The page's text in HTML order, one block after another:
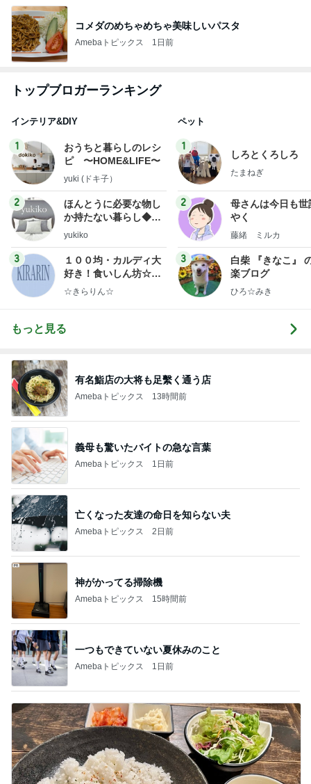
コメダのめちゃめちゃ美味しいパスタ
Amebaトピックス 1日前
トップブロガーランキング
インテリア&DIY
1
おうちと暮らしのレシ
ピ 〜HOME&LIFE〜
yuki (ドキ子）
2
ほんとうに必要な物し
か持たない暮らし◆Ke
ep Life Simple◆〜イ
yukiko
3
１００均・カルディ大
好き！食いしん坊☆き
らりん☆のブログ
☆きらりん☆
ペット
1
しろとくろしろ
たまねぎ
2
母さんは今日も世
やく
藤緒 ミルカ
3
白柴 『きなこ』
楽ブログ
ひろ☆みき
もっと見る
有名鮨店の大将も足繫く通う店
Amebaトピックス 13時間前
義母も驚いたバイトの急な言葉
Amebaトピックス 1日前
亡くなった友達の命日を知らない夫
Amebaトピックス 2日前
神がかってる掃除機
Amebaトピックス 15時間前
一つもできていない夏休みのこと
Amebaトピックス 1日前